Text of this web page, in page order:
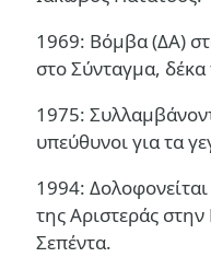
1969: Βόμβα (ΔΑ)
στο Σύνταγμα, δέκα
1975:
υπεύθυνοι για τα
1994:
της Αριστεράς
Σεπέντα.